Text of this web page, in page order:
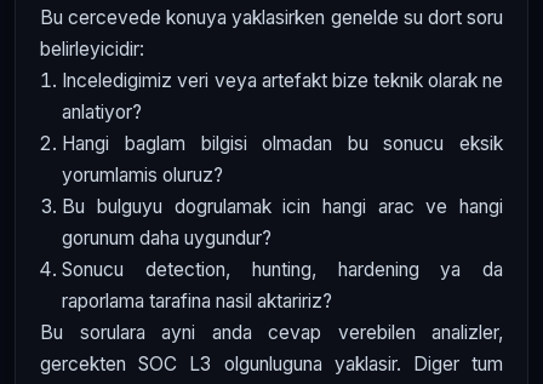
Bu cercevede konuya yaklasirken genelde su dort soru
belirleyicidir:
Inceledigimiz veri veya artefakt bize teknik olarak ne
anlatiyor?
Hangi baglam bilgisi olmadan bu sonucu eksik
yorumlamis oluruz?
Bu bulguyu dogrulamak icin hangi arac ve hangi
gorunum daha uygundur?
Sonucu detection, hunting, hardening ya da
raporlama tarafina nasil aktaririz?
Bu sorulara ayni anda cevap verebilen analizler,
gercekten SOC L3 olgunluguna yaklasir. Diger tum